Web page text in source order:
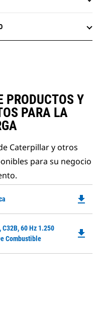
PRODUCTOS Y
PARA LA
Caterpillar y otros
para su negocio
file_download
C32B, 60 Hz 1.250
Combustible
file_download